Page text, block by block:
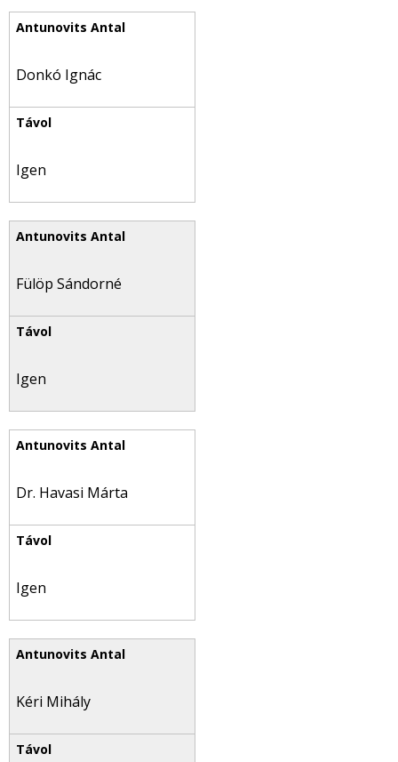
Donkó Ignác
Igen
Fülöp Sándorné
Igen
Dr. Havasi Márta
Igen
Kéri Mihály